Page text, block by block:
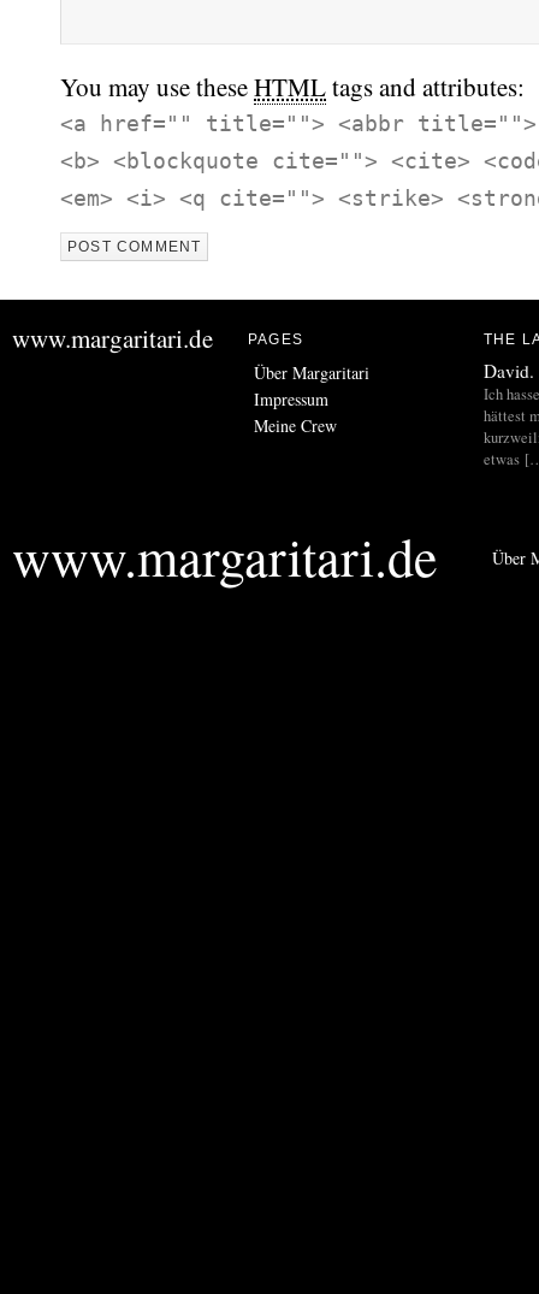
You may use theseHTMLtags and attributes:
<a href="" title=""> <abbr title="">
<b> <blockquote cite=""> <cite>
<em> <i> <q cite=""> <strike>
www.margaritari.de PAGES
Über Margaritari
Impressum
Meine Crew
THE
David.
Ich
hättest
etwas
www.margaritari.de Über